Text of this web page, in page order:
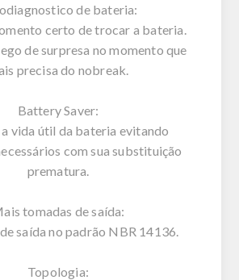
de bateria:
certo de trocar a bateria.
de surpresa no momento que
precisa do nobreak.
Battery Saver:
vida útil da bateria evitando
com sua substituição
prematura.
tomadas de saída:
saída no padrão NBR 14136.
Topologia: